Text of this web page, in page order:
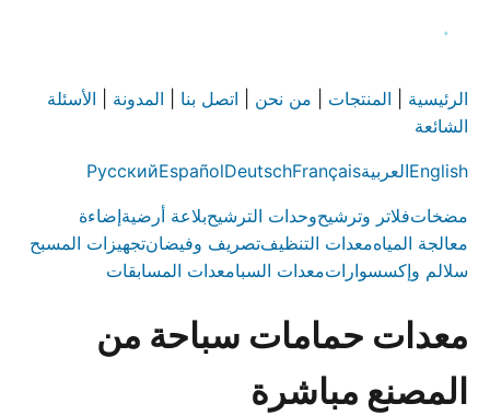
الرئيسية المنتجات من نحن اتصل بنا المدونة
الأسئلة
الشائعة
EnglishالعربيةFrançais
Deutsch
Español
Русский
مضخاتفلاتر وترشيحوحدات الترشيحبلاعة أرضيةإضاءة
معالجة المياهمعدات التنظيفتصريف وفيضانتجهيزات المسبح
سلالم وإكسسواراتمعدات السبامعدات المسابقات
معدات حمامات سباحة من
المصنع مباشرة